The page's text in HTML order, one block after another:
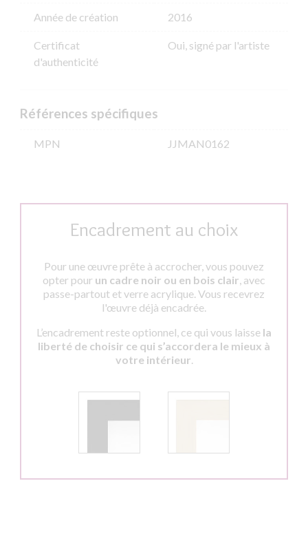
Année de création 2016
Certificat
d'authenticité
Oui, signé par l'artiste
Références spécifiques
MPN JJMAN0162
Encadrement au choix
Pour une œuvre prête à accrocher, vous pouvez
opter pour un cadre noir ou en bois clair, avec
passe-partout et verre acrylique. Vous recevrez
l'œuvre déjà encadrée.
L’encadrement reste optionnel, ce qui vous laisse la
liberté de choisir ce qui s’accordera le mieux à
votre intérieur.